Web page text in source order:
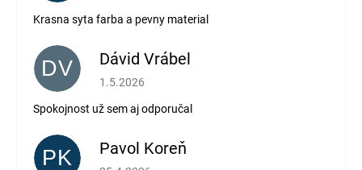
Krasna syta farba a pevny material
DV Dávid Vrábel
Hodnotenie obchodu je 5 z 5 hviezdičiek.
1.5.2026
Spokojnost už sem aj odporučal
PK Pavol Koreň
Hodnotenie obchodu je 5 z 5 hviezdičiek.